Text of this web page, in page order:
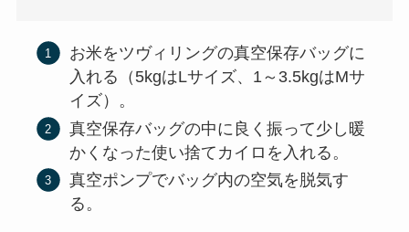
お米をツヴィリングの真空保存バッグに
入れる（5kgはLサイズ、1～3.5kgはMサ
イズ）。
真空保存バッグの中に良く振って少し暖
かくなった使い捨てカイロを入れる。
真空ポンプでバッグ内の空気を脱気す
る。